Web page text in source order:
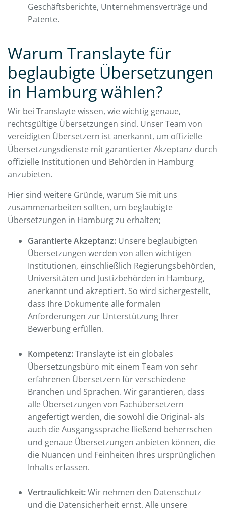
Geschäftsberichte, Unternehmensverträge und
Patente.
Warum Translayte für
beglaubigte Übersetzungen
in Hamburg wählen?
Wir bei Translayte wissen, wie wichtig genaue,
rechtsgültige Übersetzungen sind. Unser Team von
vereidigten Übersetzern ist anerkannt, um offizielle
Übersetzungsdienste mit garantierter Akzeptanz durch
offizielle Institutionen und Behörden in Hamburg
anzubieten.
Hier sind weitere Gründe, warum Sie mit uns
zusammenarbeiten sollten, um beglaubigte
Übersetzungen in Hamburg zu erhalten;
Garantierte Akzeptanz: Unsere beglaubigten
Übersetzungen werden von allen wichtigen
Institutionen, einschließlich Regierungsbehörden,
Universitäten und Justizbehörden in Hamburg,
anerkannt und akzeptiert. So wird sichergestellt,
dass Ihre Dokumente alle formalen
Anforderungen zur Unterstützung Ihrer
Bewerbung erfüllen.
Kompetenz:Translayte ist ein globales
Übersetzungsbüro mit einem Team von sehr
erfahrenen Übersetzern für verschiedene
Branchen und Sprachen. Wir garantieren, dass
alle Übersetzungen von Fachübersetzern
angefertigt werden, die sowohl die Original- als
auch die Ausgangssprache fließend beherrschen
und genaue Übersetzungen anbieten können, die
die Nuancen und Feinheiten Ihres ursprünglichen
Inhalts erfassen.
Vertraulichkeit:Wir nehmen den Datenschutz
und die Datensicherheit ernst. Alle unsere